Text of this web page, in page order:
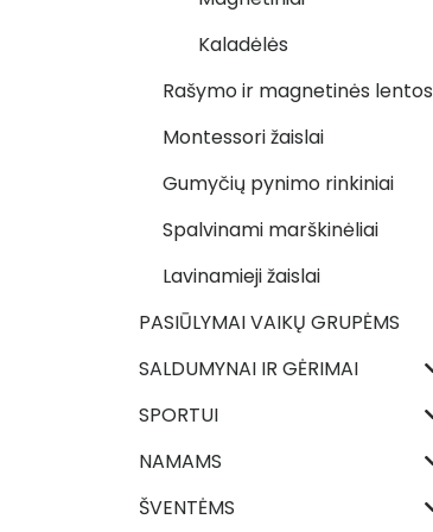
Kaladėlės
Rašymo ir magnetinės lentos
Montessori žaislai
Gumyčių pynimo rinkiniai
Spalvinami marškinėliai
Lavinamieji žaislai
PASIŪLYMAI VAIKŲ GRUPĖMS
SALDUMYNAI IR GĖRIMAI
SPORTUI
NAMAMS
ŠVENTĖMS